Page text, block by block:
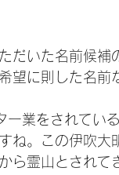
だいた名前候補
望に則した名
ー業をされてい
ね。この伊吹
ら霊山とされて